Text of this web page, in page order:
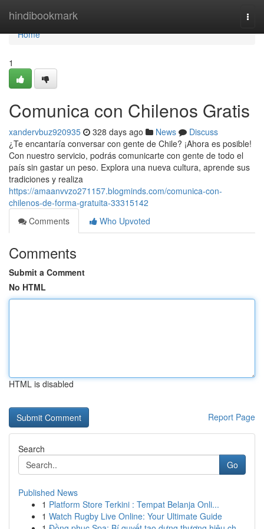
hindibookmark
Home
Home
1
Comunica con Chilenos Gratis
xandervbuz920935 328 days ago News
Discuss
¿Te encantaría conversar con gente de Chile? ¡Ahora es posible!
Con nuestro servicio, podrás comunicarte con gente de todo el
país sin gastar un peso. Explora una nueva cultura, aprende sus
tradiciones y realiza
https://amaanvvzo271157.blogminds.com/comunica-con-
chilenos-de-forma-gratuita-33315142
Comments
Who Upvoted
Comments
Submit a Comment
No HTML
HTML is disabled
Report Page
Search
Go
Published News
1 Platform Store Terkini : Tempat Belanja Onli...
1 Watch Rugby Live Online: Your Ultimate Guide